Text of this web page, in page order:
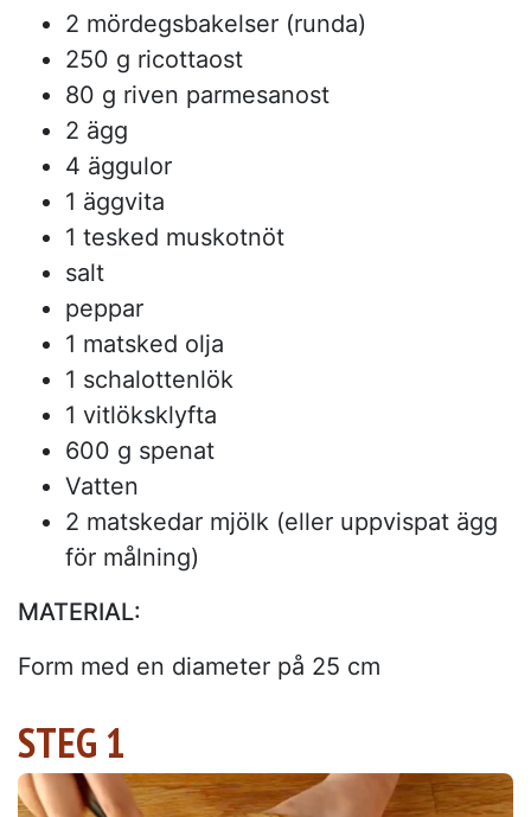
2 mördegsbakelser (runda)
250 g ricottaost
80 g riven parmesanost
2 ägg
4 äggulor
1 äggvita
1 tesked muskotnöt
salt
peppar
1 matsked olja
1 schalottenlök
1 vitlöksklyfta
600 g spenat
Vatten
2 matskedar mjölk (eller uppvispat ägg
för målning)
MATERIAL:
Form med en diameter på 25 cm
STEG 1